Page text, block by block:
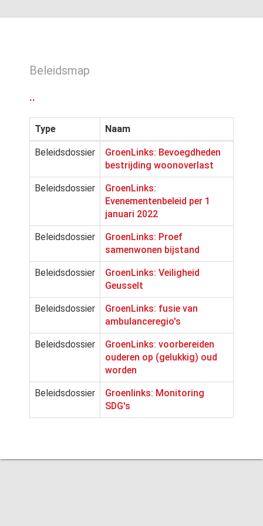
Beleidsmap
..
Type Naam
Beleidsdossier
GroenLinks: Bevoegdheden
bestrijding woonoverlast
Beleidsdossier
GroenLinks:
Evenementenbeleid per 1
januari 2022
Beleidsdossier
GroenLinks: Proef
samenwonen bijstand
Beleidsdossier
GroenLinks: Veiligheid
Geusselt
Beleidsdossier
GroenLinks: fusie van
ambulanceregio's
Beleidsdossier
GroenLinks: voorbereiden
ouderen op (gelukkig) oud
worden
Beleidsdossier
Groenlinks: Monitoring
SDG's